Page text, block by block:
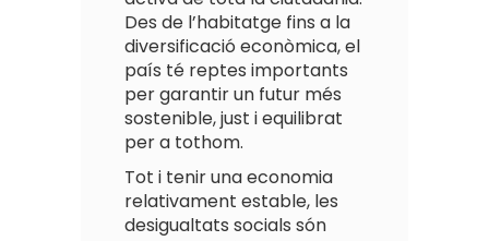
Des de l’habitatge fins a la
diversificació econòmica, el
país té reptes importants
per garantir un futur més
sostenible, just i equilibrat
per a tothom.
Tot i tenir una economia
relativament estable, les
desigualtats socials són